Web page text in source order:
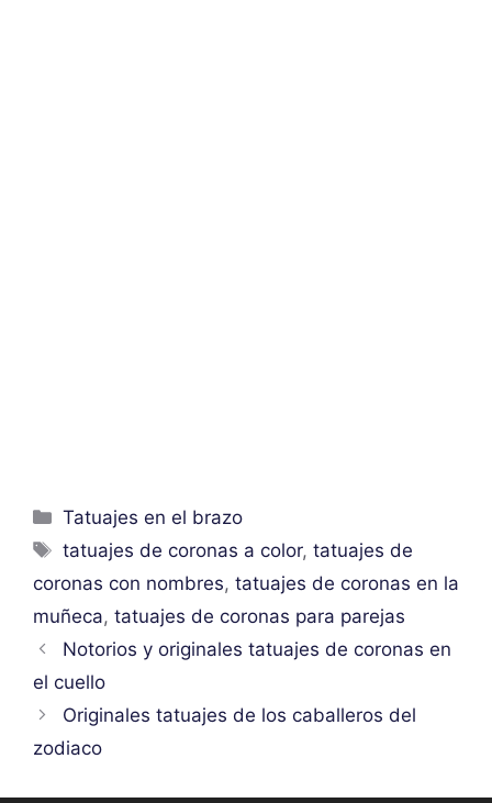
Categorías
Tatuajes en el brazo
Etiquetas
tatuajes de coronas a color,tatuajes de
coronas con nombres, tatuajes de coronas en la
muñeca, tatuajes de coronas para parejas
Notorios y originales tatuajes de coronas en
el cuello
Originales tatuajes de los caballeros del
zodiaco